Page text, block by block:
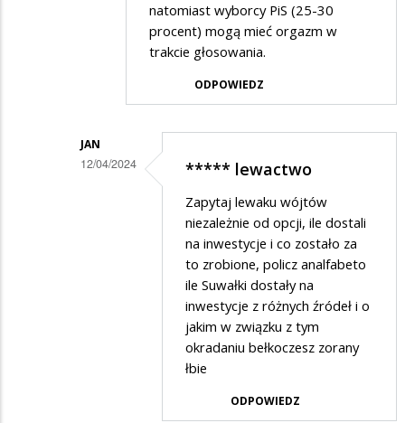
natomiast wyborcy PiS (25-30
procent) mogą mieć orgazm w
trakcie głosowania.
ODPOWIEDZ
JAN
12/04/2024 ***** lewactwo
Zapytaj lewaku wójtów
niezależnie od opcji, ile dostali
na inwestycje i co zostało za
to zrobione, policz analfabeto
ile Suwałki dostały na
inwestycje z różnych źródeł i o
jakim w związku z tym
okradaniu bełkoczesz zorany
łbie
ODPOWIEDZ